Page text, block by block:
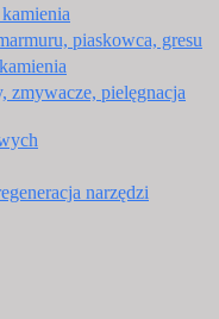
piaskowca, gresu
zmywacze, pielęgnacja
narzędzi